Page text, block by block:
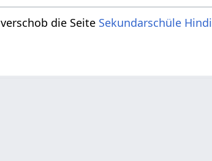
verschob die Seite Sekundarschüle Hindi